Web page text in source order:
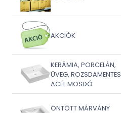
AKCIÓK
KERÁMIA, PORCELÁN,
ÜVEG, ROZSDAMENTES
ACÉL MOSDÓ
ÖNTÖTT MÁRVÁNY